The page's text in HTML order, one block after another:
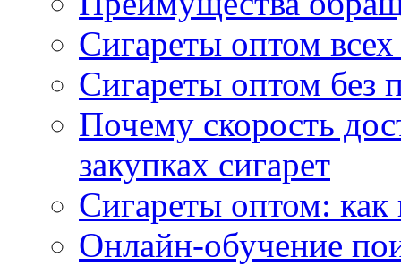
Сигареты оптом
Сигареты оптом без
Почему скорость
закупках сигарет
Сигареты оптом:
Онлайн-обучение